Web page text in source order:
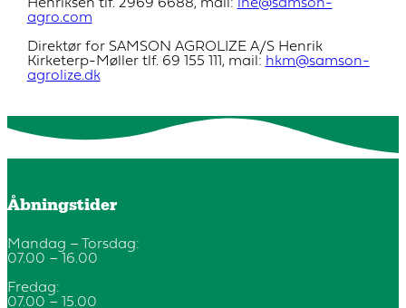
Henriksen tlf. 2969 6688, mail:
lhe@samson-
agro.com
Direktør for SAMSON AGROLIZE A/S Henrik
Kirketerp-Møller tlf. 69 155 111, mail: hkm@samson-
agrolize.dk
Åbningstider
Mandag – Torsdag:
07.00 – 16.00
Fredag:
07.00 – 15.00